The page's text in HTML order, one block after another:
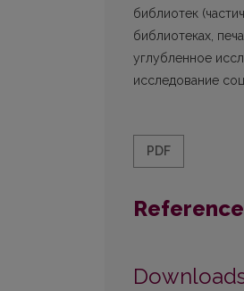
библиотек
библиотеках,
углубленное
исследование
PDF